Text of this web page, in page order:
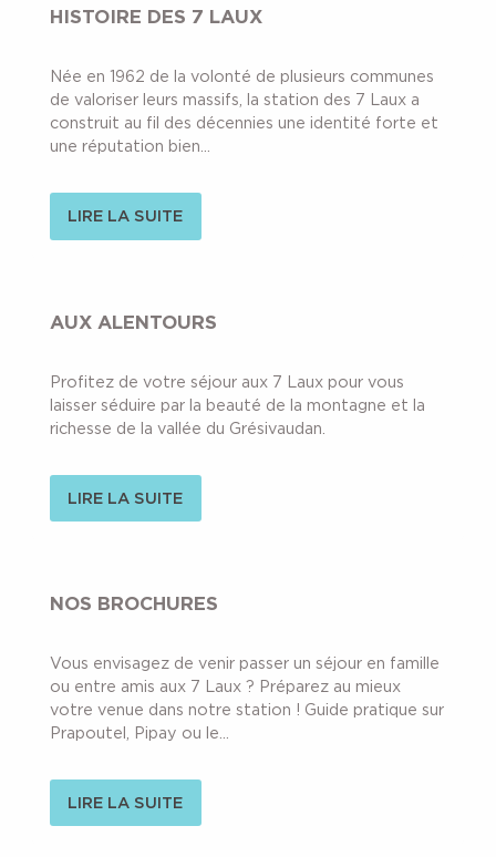
HISTOIRE DES 7 LAUX
Née en 1962 de la volonté de plusieurs communes
de valoriser leurs massifs, la station des 7 Laux a
construit au fil des décennies une identité forte et
une réputation bien...
LIRE LA SUITE
AUX ALENTOURS
Profitez de votre séjour aux 7 Laux pour vous
laisser séduire par la beauté de la montagne et la
richesse de la vallée du Grésivaudan.
LIRE LA SUITE
NOS BROCHURES
Vous envisagez de venir passer un séjour en famille
ou entre amis aux 7 Laux ? Préparez au mieux
votre venue dans notre station ! Guide pratique sur
Prapoutel, Pipay ou le...
LIRE LA SUITE